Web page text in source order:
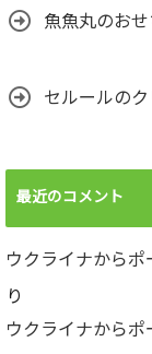
魚魚丸のおせ
セルールの
最近のコメント
ウクライナから
り
ウクライナから